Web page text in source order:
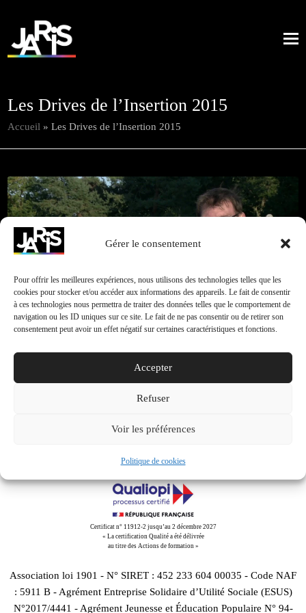
Gérer le consentement
Pour offrir les meilleures expériences, nous utilisons des technologies telles que les
cookies pour stocker et/ou accéder aux informations des appareils. Le fait de consentir
à ces technologies nous permettra de traiter des données telles que le comportement de
navigation ou les ID uniques sur ce site. Le fait de ne pas consentir ou de retirer son
consentement peut avoir un effet négatif sur certaines caractéristiques et fonctions.
Accepter
Refuser
Voir les préférences
Politique de cookies
Les Drives de l’Insertion 2015
Accueil »Les Drives de l’Insertion 2015
réalisations
Cliquez pour accepter les cookies marketing et
Share This
Certificat n° 11912-2 jusqu’au 2 décembre 2027
« La certification Qualité a été délivrée
au titre des Actions de formation »
Association loi 1901 - N° SIRET : 452 233 604 00035 - Code NAF
: 5911 B - Agrément Entreprise Solidaire d’Utilité Sociale (ESUS)
N°2017/4441 - Agrément Jeunesse et Éducation Populaire N° 94-